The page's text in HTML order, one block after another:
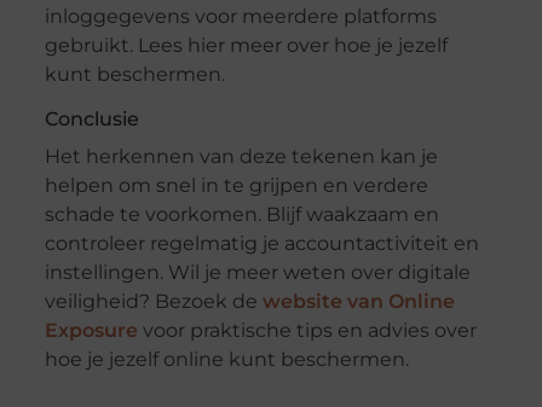
inloggegevens voor meerdere platforms
gebruikt. Lees hier meer over hoe je jezelf
kunt beschermen.
Conclusie
Het herkennen van deze tekenen kan je
helpen om snel in te grijpen en verdere
schade te voorkomen. Blijf waakzaam en
controleer regelmatig je accountactiviteit en
instellingen. Wil je meer weten over digitale
veiligheid? Bezoek de website van Online
Exposure voor praktische tips en advies over
hoe je jezelf online kunt beschermen.